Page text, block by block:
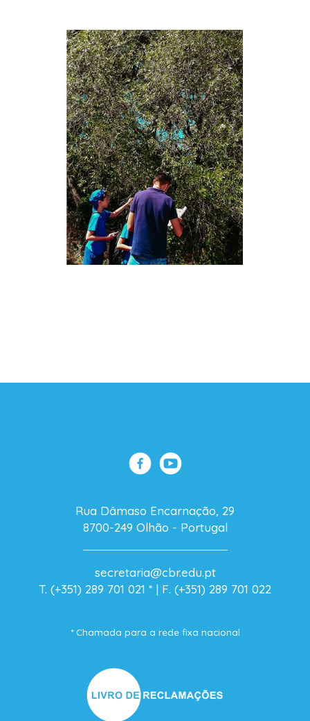
Rua Dâmaso Encarnação, 29
8700-249 Olhão - Portugal
secretaria@cbr.edu.pt
T. (+351) 289 701 021 * | F. (+351) 289 701 022
* Chamada para a rede fixa nacional